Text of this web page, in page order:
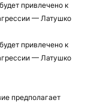
привлечено к
— Латушко
привлечено к
— Латушко
предполагает